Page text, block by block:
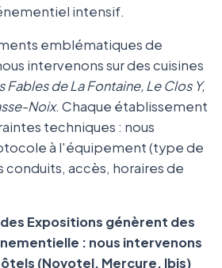
intensif.
emblématiques de
intervenons sur des cuisines
Fables de La Fontaine, Le Clos Y,
Noix. Chaque établissement
techniques : nous
à l'équipement (type de
conduits, accès, horaires de
des Expositions génèrent des
: nous intervenons
(Novotel, Mercure, Ibis)